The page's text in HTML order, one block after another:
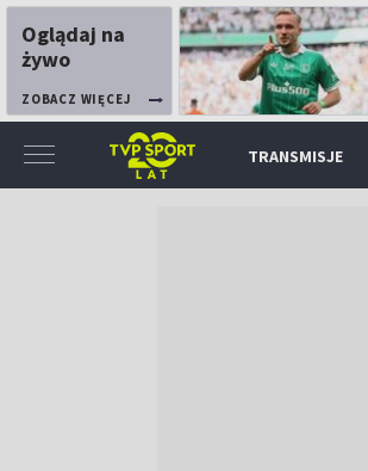
Oglądaj na
żywo
ZOBACZ WIĘCEJ
TRANSMISJE